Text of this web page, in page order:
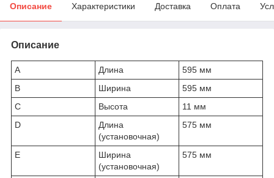
Описание Характеристики Доставка Оплата
Описание
A Длина
595 мм
B
Ширина
595 мм
C
Высота
11 мм
D
Длина
(установочная)
575 мм
E
Ширина
(установочная)
575 мм